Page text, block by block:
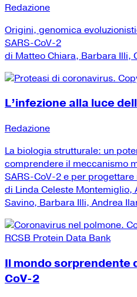
Redazione
Origini, genomica
SARS-CoV-2
di Matteo Chiara, Barbara Illi,
L’infezione alla luce
Redazione
La biologia strutturale: un
comprendere il meccanismo
SARS-CoV-2 e per
di Linda Celeste
Savino, Barbara Illi, Andrea
Il mondo sorprendente
CoV-2